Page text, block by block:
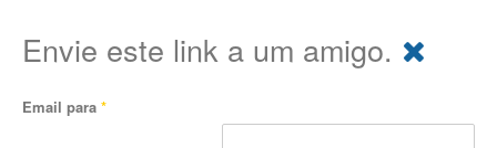
Envie este link a um amigo.
Email para *